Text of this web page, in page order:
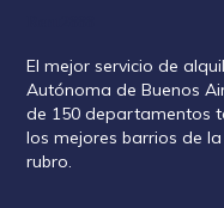
El mejor servicio de
Autónoma de Buenos
de 150 departamentos
los mejores barrios de
rubro.